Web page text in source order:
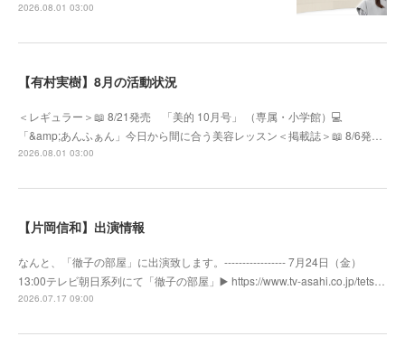
2026.08.01 03:00
【有村実樹】8月の活動状況
＜レギュラー＞📖 8/21発売 「美的 10月号」 （専属・小学館）💻
「&amp;あんふぁん」今日から間に合う美容レッスン＜掲載誌＞📖 8/6発…
2026.08.01 03:00
【片岡信和】出演情報
なんと、「徹子の部屋」に出演致します。----------------- 7月24日（金）
13:00テレビ朝日系列にて「徹子の部屋」▶️ https://www.tv-asahi.co.jp/tets…
2026.07.17 09:00